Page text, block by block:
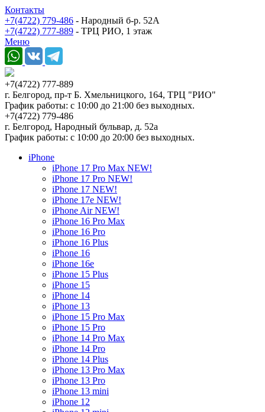
Контакты
+7(4722) 779-486 - Народный б-р. 52А
+7(4722) 777-889 - ТРЦ РИО, 1 этаж
Меню
+7(4722) 777-889
г. Белгород, пр-т Б. Хмельницкого, 164, ТРЦ "РИО"
График работы: с 10:00 до 21:00 без выходных.
+7(4722) 779-486
г. Белгород, Народный бульвар, д. 52а
График работы: с 10:00 до 20:00 без выходных.
iPhone
iPhone 17 Pro Max NEW!
iPhone 17 Pro NEW!
iPhone 17 NEW!
iPhone 17e NEW!
iPhone Air NEW!
iPhone 16 Pro Max
iPhone 16 Pro
iPhone 16 Plus
iPhone 16
iPhone 16e
iPhone 15 Plus
iPhone 15
iPhone 14
iPhone 13
iPhone 15 Pro Max
iPhone 15 Pro
iPhone 14 Pro Max
iPhone 14 Pro
iPhone 14 Plus
iPhone 13 Pro Max
iPhone 13 Pro
iPhone 13 mini
iPhone 12